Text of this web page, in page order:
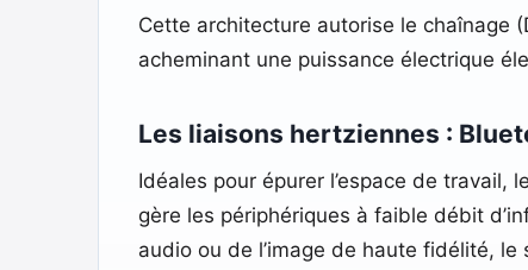
Cette architecture autorise le chaînage
acheminant une puissance électrique
Les liaisons hertziennes :
Idéales pour épurer l’espace de
gère les périphériques à faible débit
audio ou de l’image de haute fidélité,